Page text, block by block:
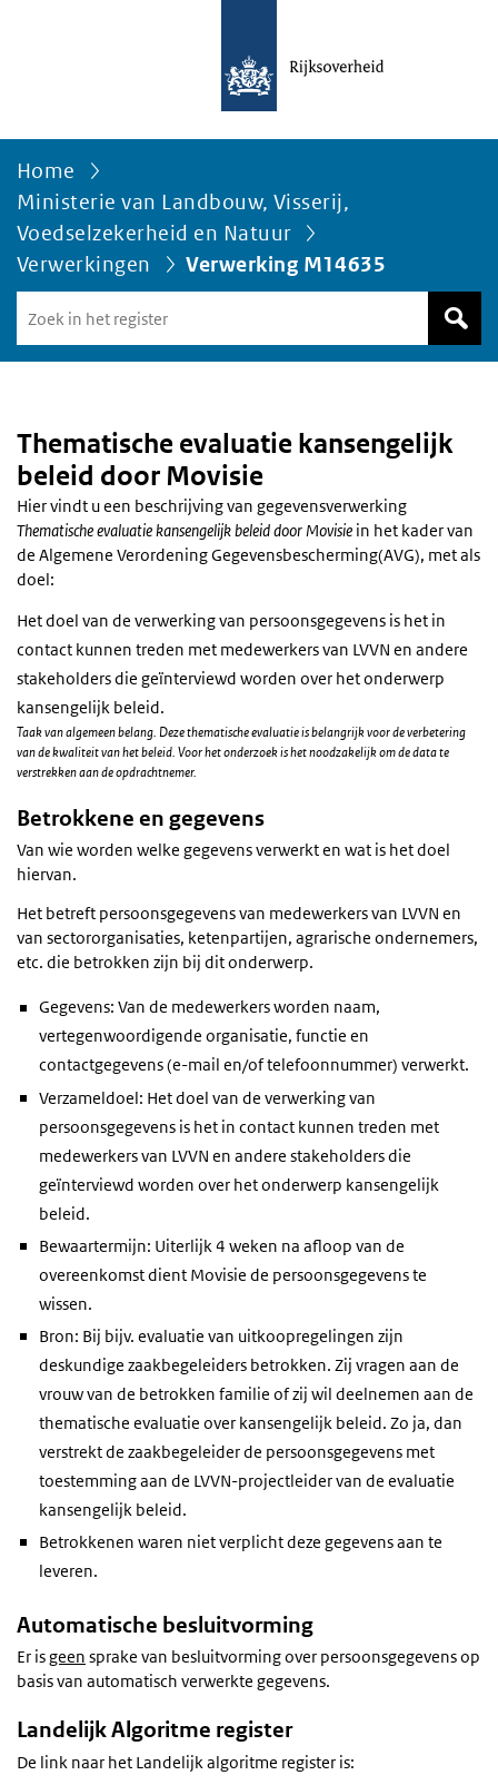
Home
Ministerie van Landbouw, Visserij,
Voedselzekerheid en Natuur
Verwerkingen
Verwerking M14635
in
het
Thematische evaluatie kansengelijk
beleid door Movisie
Hier vindt u een beschrijving van gegevensverwerking
Thematische evaluatie kansengelijk beleid door Movisie in het kader van
de Algemene Verordening Gegevensbescherming(AVG), met als
doel:
Het doel van de verwerking van persoonsgegevens is het in
contact kunnen treden met medewerkers van LVVN en andere
stakeholders die geïnterviewd worden over het onderwerp
kansengelijk beleid.
Taak van algemeen belang. Deze thematische evaluatie is belangrijk voor de verbetering
van de kwaliteit van het beleid. Voor het onderzoek is het noodzakelijk om de data te
verstrekken aan de opdrachtnemer.
Betrokkene en gegevens
Van wie worden welke gegevens verwerkt en wat is het doel
hiervan.
Het betreft persoonsgegevens van medewerkers van LVVN en
van sectororganisaties, ketenpartijen, agrarische ondernemers,
etc. die betrokken zijn bij dit onderwerp.
Gegevens: Van de medewerkers worden naam,
vertegenwoordigende organisatie, functie en
contactgegevens (e-mail en/of telefoonnummer) verwerkt.
Verzameldoel: Het doel van de verwerking van
persoonsgegevens is het in contact kunnen treden met
medewerkers van LVVN en andere stakeholders die
geïnterviewd worden over het onderwerp kansengelijk
beleid.
Bewaartermijn: Uiterlijk 4 weken na afloop van de
overeenkomst dient Movisie de persoonsgegevens te
wissen.
Bron: Bij bijv. evaluatie van uitkoopregelingen zijn
deskundige zaakbegeleiders betrokken. Zij vragen aan de
vrouw van de betrokken familie of zij wil deelnemen aan de
thematische evaluatie over kansengelijk beleid. Zo ja, dan
verstrekt de zaakbegeleider de persoonsgegevens met
toestemming aan de LVVN-projectleider van de evaluatie
kansengelijk beleid.
Betrokkenen waren niet verplicht deze gegevens aan te
leveren.
Automatische besluitvorming
Er isgeen sprake van besluitvorming over persoonsgegevens op
basis van automatisch verwerkte gegevens.
Landelijk Algoritme register
De link naar het Landelijk algoritme register is: